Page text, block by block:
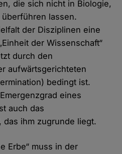
die sich nicht in Biologie,
lassen.
der Disziplinen eine
der Wissenschaft“
durch den
aufwärtsgerichteten
bedingt ist.
eines
auch das
das ihm zugrunde liegt.
Erbe“ muss in der